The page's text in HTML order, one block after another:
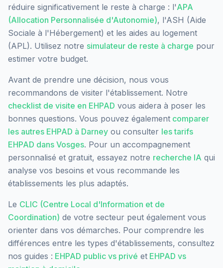
réduire significativement le reste à charge : l'APA
(Allocation Personnalisée d'Autonomie), l'ASH (Aide
Sociale à l'Hébergement) et les aides au logement
(APL). Utilisez notre simulateur de reste à charge pour
estimer votre budget.
Avant de prendre une décision, nous vous
recommandons de visiter l'établissement. Notre
checklist de visite en EHPAD vous aidera à poser les
bonnes questions. Vous pouvez également comparer
les autres EHPAD à Darney ou consulter les tarifs
EHPAD dans Vosges. Pour un accompagnement
personnalisé et gratuit, essayez notre recherche IA qui
analyse vos besoins et vous recommande les
établissements les plus adaptés.
Le CLIC (Centre Local d'Information et de
Coordination) de votre secteur peut également vous
orienter dans vos démarches. Pour comprendre les
différences entre les types d'établissements, consultez
nos guides : EHPAD public vs privé et EHPAD vs